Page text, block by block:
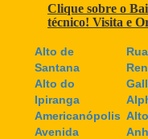
Clique sobre o
técnico! Visita e
Alto de
Santana
Alto do
Ipiranga
Americanópolis
Avenida